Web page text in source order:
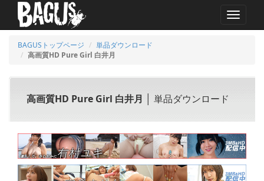
MENU
BAGUSトップページ
単品ダウンロード
高画質HD Pure Girl 白井月
高画質HD Pure Girl 白井月 │ 単品ダウンロード